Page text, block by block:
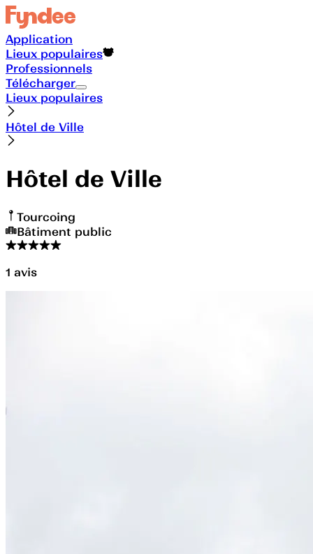
Application
Lieux populaires
Professionnels
Télécharger
Lieux populaires
Hôtel de Ville
Hôtel de Ville
Tourcoing
Bâtiment public
1 avis